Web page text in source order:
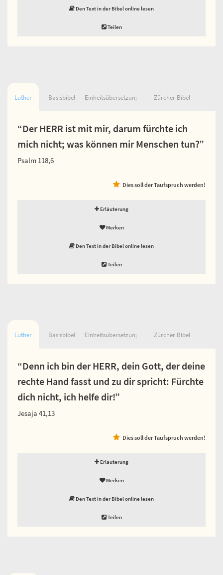
Den Text in der Bibel online lesen
Teilen
Luther Basisbibel Einheitsübersetzung Zürcher Bibel
“Der HERR ist mit mir, darum fürchte ich
mich nicht; was können mir Menschen tun?”
Psalm 118,6
Dies soll der Taufspruch werden!
Erläuterung
Merken
Den Text in der Bibel online lesen
Teilen
Luther Basisbibel Einheitsübersetzung Zürcher Bibel
“Denn ich bin der HERR, dein Gott, der deine
rechte Hand fasst und zu dir spricht: Fürchte
dich nicht, ich helfe dir!”
Jesaja 41,13
Dies soll der Taufspruch werden!
Erläuterung
Merken
Den Text in der Bibel online lesen
Teilen